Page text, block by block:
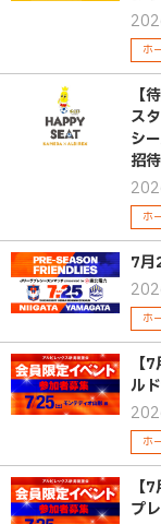
ホ
【
ス
シ
招
ホ
7月
ホ
【
ル
ホ
【
プ